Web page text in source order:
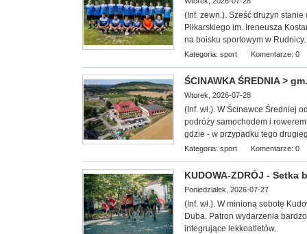
(Inf. zewn.). Sześć drużyn
Piłkarskiego im. Ireneusza
na boisku sportowym w Rudnicy.
Kategoria: sport Komentarze: 0
ŚCINAWKA ŚREDNIA >
Wtorek, 2026-07-28
(Inf. wł.). W Ścinawce Średniej
podróży samochodem i
gdzie - w przypadku tego
Kategoria: sport Komentarze: 0
KUDOWA-ZDRÓJ -
Poniedziałek, 2026-07-27
(Inf. wł.). W minioną sobotę
Duba. Patron wydarzenia
integrujące lekkoatletów.